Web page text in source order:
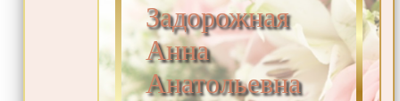
Задорожная
Анна
Анатольевна